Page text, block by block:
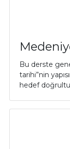
Bu derste
tarihi”nin
hedef